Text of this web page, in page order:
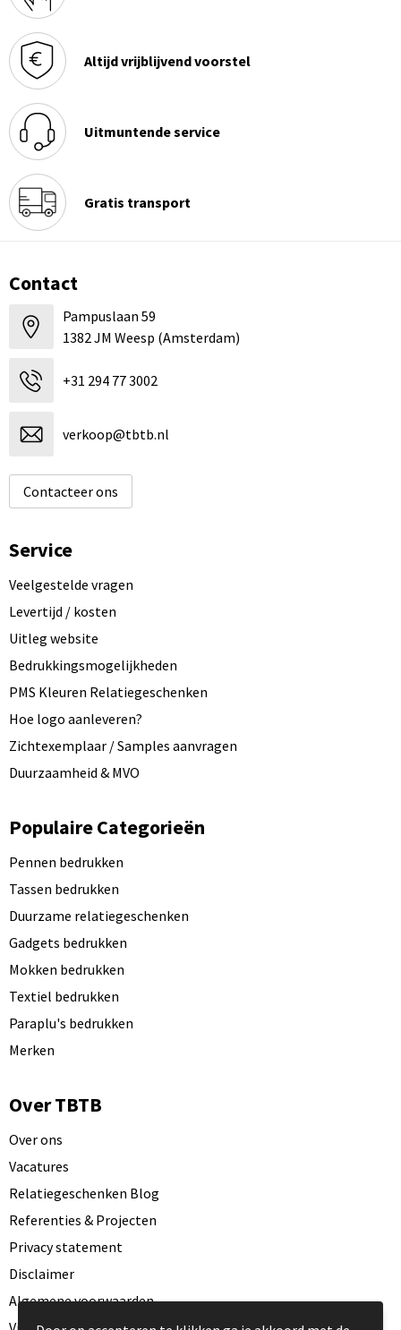
Altijd vrijblijvend voorstel
Uitmuntende service
Gratis transport
Contact
Pampuslaan 59
1382 JM Weesp (Amsterdam)
+31 294 77 3002
verkoop@tbtb.nl
Contacteer ons
Service
Veelgestelde vragen
Levertijd / kosten
Uitleg website
Bedrukkingsmogelijkheden
PMS Kleuren Relatiegeschenken
Hoe logo aanleveren?
Zichtexemplaar / Samples aanvragen
Duurzaamheid & MVO
Populaire Categorieën
Pennen bedrukken
Tassen bedrukken
Duurzame relatiegeschenken
Gadgets bedrukken
Mokken bedrukken
Textiel bedrukken
Paraplu's bedrukken
Merken
Over TBTB
Over ons
Vacatures
Relatiegeschenken Blog
Referenties & Projecten
Privacy statement
Disclaimer
Algemene voorwaarden